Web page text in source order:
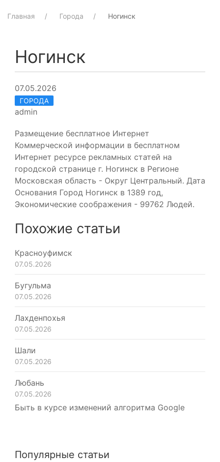
Главная Города Ногинск
Ногинск
07.05.2026
ГОРОДА
admin
Размещение бесплатное Интернет
Коммерческой информации в бесплатном
Интернет ресурсе рекламных статей на
городской странице г. Ногинск в Регионе
Московская область - Округ Центральный. Дата
Основания Город Ногинск в 1389 год,
Экономические соображения - 99762 Людей.
Похожие статьи
Красноуфимск
07.05.2026
Бугульма
07.05.2026
Лахденпохья
07.05.2026
Шали
07.05.2026
Любань
07.05.2026
Быть в курсе изменений алгоритма Google
Популярные статьи